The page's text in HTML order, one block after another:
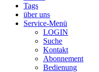
Tags
über uns
Service-Menü
LOGIN
Suche
Kontakt
Abonnement
Bedienung